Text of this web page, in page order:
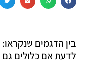
לדעת אם כלולים גם